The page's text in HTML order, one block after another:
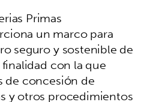
Primas
un marco para
seguro y sostenible de
con la que
de concesión de
y otros procedimientos